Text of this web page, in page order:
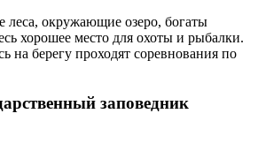
окружающие озеро, богаты
хорошее место для охоты и рыбалки.
на берегу проходят соревнования по
заповедник